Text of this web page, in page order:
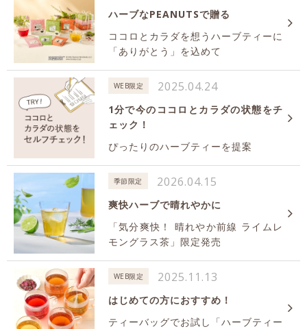
ハーブなPEANUTSで贈る
ココロとカラダを想うハーブティーに
「ありがとう」を込めて
WEB限定 2025.04.24
1分で今のココロとカラダの状態をチ
ェック！
ぴったりのハーブティーを提案
季節限定 2026.04.15
爽快ハーブで晴れやかに
「気分爽快！ 晴れやか前線 ライムレ
モングラス茶」限定発売
WEB限定 2025.11.13
はじめての方におすすめ！
ティーバッグでお試し「ハーブティー